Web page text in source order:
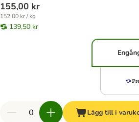
155,00 kr
152,00 kr / kg
139,50 kr
Lägg till i